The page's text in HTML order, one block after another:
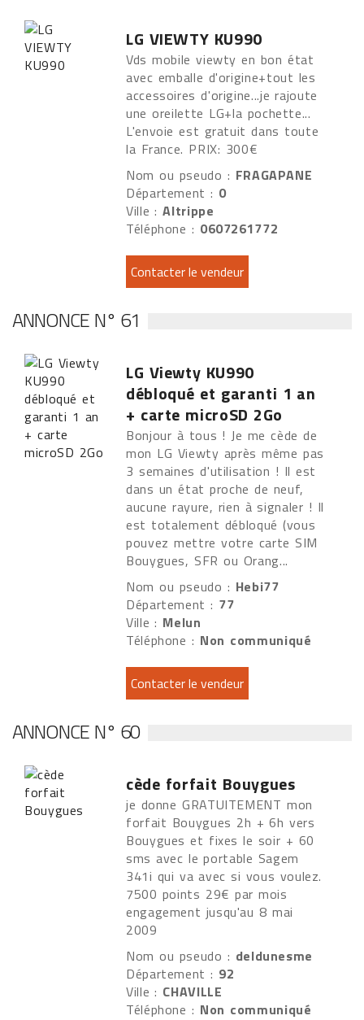
LG VIEWTY KU990
Vds mobile viewty en bon état
avec emballe d'origine+tout les
accessoires d'origine...je rajoute
une oreilette LG+la pochette...
L'envoie est gratuit dans toute
la France. PRIX: 300€
Nom ou pseudo : FRAGAPANE
Département : 0
Ville :Altrippe
Téléphone : 0607261772
ANNONCE N° 61
LG Viewty KU990
débloqué et garanti 1 an
+ carte microSD 2Go
Bonjour à tous ! Je me cède de
mon LG Viewty après même pas
3 semaines d'utilisation ! Il est
dans un état proche de neuf,
aucune rayure, rien à signaler ! Il
est totalement débloqué (vous
pouvez mettre votre carte SIM
Bouygues, SFR ou Orang...
Nom ou pseudo : Hebi77
Département : 77
Ville : Melun
Téléphone : Non communiqué
ANNONCE N° 60
cède forfait Bouygues
je donne GRATUITEMENT mon
forfait Bouygues 2h + 6h vers
Bouygues et fixes le soir + 60
sms avec le portable Sagem
341i qui va avec si vous voulez.
7500 points 29€ par mois
engagement jusqu'au 8 mai
2009
Nom ou pseudo : deldunesme
Département : 92
Ville : CHAVILLE
Téléphone : Non communiqué